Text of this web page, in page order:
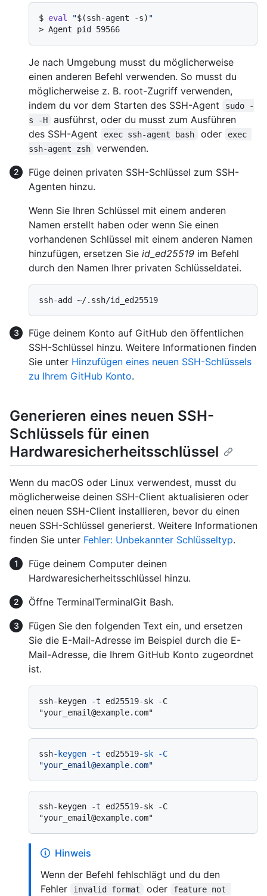
$ eval "$(ssh-agent -s) "
> Agent pid 59566
Je nach Umgebung musst du möglicherweise
einen anderen Befehl verwenden. So musst du
möglicherweise z. B. root-Zugriff verwenden,
indem du vor dem Starten des SSH-Agent
sudo -
s -H
ausführst, oder du musst zum Ausführen
des SSH-Agent
exec ssh-agent bash oder
exec
ssh-agent zsh
verwenden.
Füge deinen privaten SSH-Schlüssel zum SSH-
Agenten hinzu.
Wenn Sie Ihren Schlüssel mit einem anderen
Namen erstellt haben oder wenn Sie einen
vorhandenen Schlüssel mit einem anderen Namen
hinzufügen, ersetzen Sie id_ed25519 im Befehl
durch den Namen Ihrer privaten Schlüsseldatei.
Füge deinem Konto auf GitHub den öffentlichen
SSH-Schlüssel hinzu. Weitere Informationen finden
Sie unter Hinzufügen eines neuen SSH-Schlüssels
zu Ihrem GitHub Konto.
Generieren eines neuen SSH-
Schlüssels für einen
Hardwaresicherheitsschlüssel
Wenn du macOS oder Linux verwendest, musst du
möglicherweise deinen SSH-Client aktualisieren oder
einen neuen SSH-Client installieren, bevor du einen
neuen SSH-Schlüssel generierst. Weitere Informationen
finden Sie unter Fehler: Unbekannter Schlüsseltyp.
Füge deinem Computer deinen
Hardwaresicherheitsschlüssel hinzu.
Öffne TerminalTerminalGit Bash.
Fügen Sie den folgenden Text ein, und ersetzen
Sie die E-Mail-Adresse im Beispiel durch die E-
Mail-Adresse, die Ihrem GitHub Konto zugeordnet
ist.
ssh-keygen -t ed25519-sk -C
ssh-keygen -t ed25519-sk
-C
"your_email@example.com"
ssh-keygen -t ed25519-sk -C
Hinweis
Wenn der Befehl fehlschlägt und du den
Fehler
invalid format oder
feature not